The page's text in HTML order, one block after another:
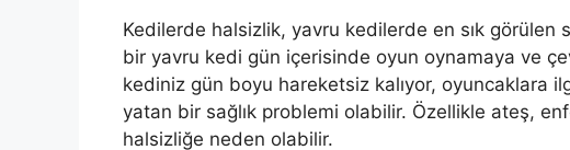
Kedilerde halsizlik, yavru kedilerde en sık görülen
bir yavru kedi gün içerisinde oyun oynamaya ve
kediniz gün boyu hareketsiz kalıyor, oyuncaklara
yatan bir sağlık problemi olabilir. Özellikle ateş,
halsizliğe neden olabilir.